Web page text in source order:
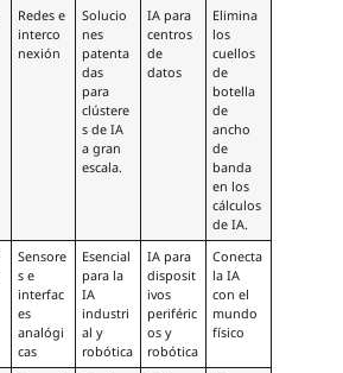
Redes e
interco
nexión
Solucio
nes
patenta
das
para
clústere
s de IA
a gran
escala.
IA para
centros
de
datos
Elimina
los
cuellos
de
botella
de
ancho
de
banda
en los
cálculos
de IA.
Sensore
s e
interfac
es
analógi
cas
Esencial
para la
IA
industri
al y
robótica
IA para
disposit
ivos
periféric
os y
robótica
Conecta
la IA
con el
mundo
físico